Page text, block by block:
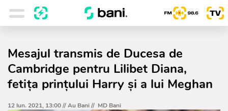
Mesajul transmis de Ducesa de
Cambridge pentru Lilibet Diana,
fetiţa prinţului Harry şi a lui Meghan
12 Iun. 2021, 13:00 //Au Bani// MD Bani